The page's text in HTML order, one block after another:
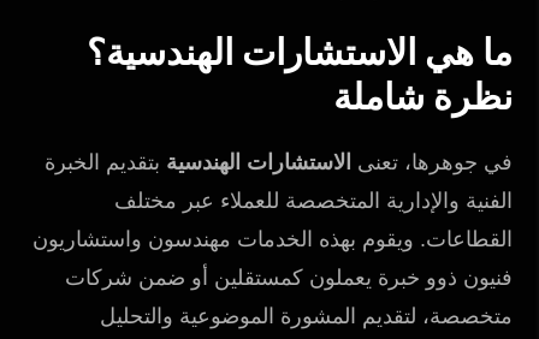
ما هي الاستشارات الهندسية؟
نظرة شاملة
في جوهرها، تعنى الاستشارات الهندسية بتقديم الخبرة
الفنية والإدارية المتخصصة للعملاء عبر مختلف
القطاعات. ويقوم بهذه الخدمات مهندسون واستشاريون
فنيون ذوو خبرة يعملون كمستقلين أو ضمن شركات
متخصصة، لتقديم المشورة الموضوعية والتحليل